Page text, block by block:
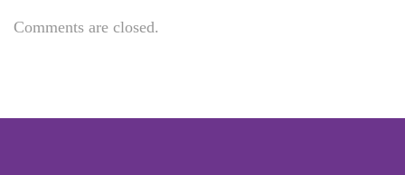
Comments are closed.